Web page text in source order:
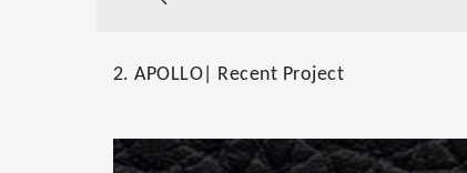
2. APOLLO| Recent Project